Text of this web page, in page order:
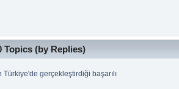
Topics (by Replies)
Türkiye'de gerçekleştirdiği başarılı